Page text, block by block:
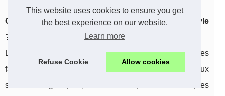
This website uses cookies to ensure you get
the best experience on our website.
Learn more
Refuse Cookie Allow cookies
Quelle est la résistance chimique des gants en vinyle
?
Les
gants vinyle professionnelsrésistent aux acides
faibles, bases et alcools. Ils ne conviennent pas aux
solvants organiques, huiles ou produits chimiques